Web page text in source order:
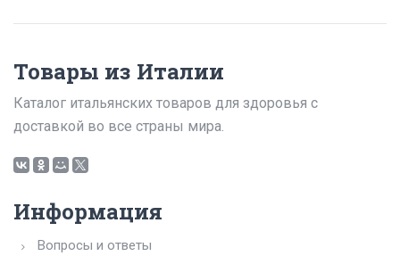
Товары из Италии
Каталог итальянских товаров для здоровья с
доставкой во все страны мира.
Информация
Вопросы и ответы